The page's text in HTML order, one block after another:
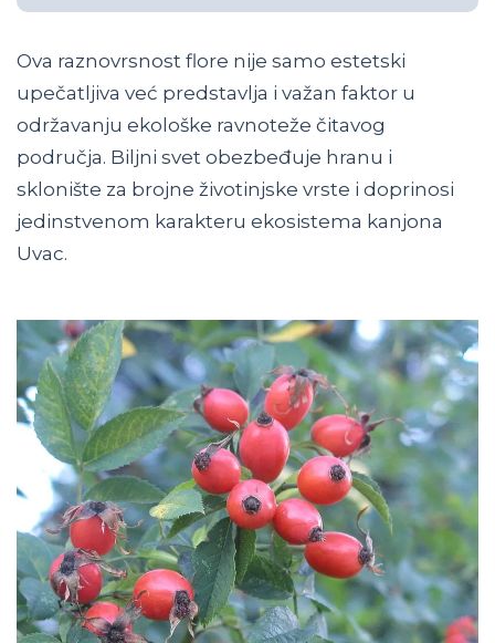
Ova raznovrsnost flore nije samo estetski
upečatljiva već predstavlja i važan faktor u
održavanju ekološke ravnoteže čitavog
područja. Biljni svet obezbeđuje hranu i
sklonište za brojne životinjske vrste i doprinosi
jedinstvenom karakteru ekosistema kanjona
Uvac.